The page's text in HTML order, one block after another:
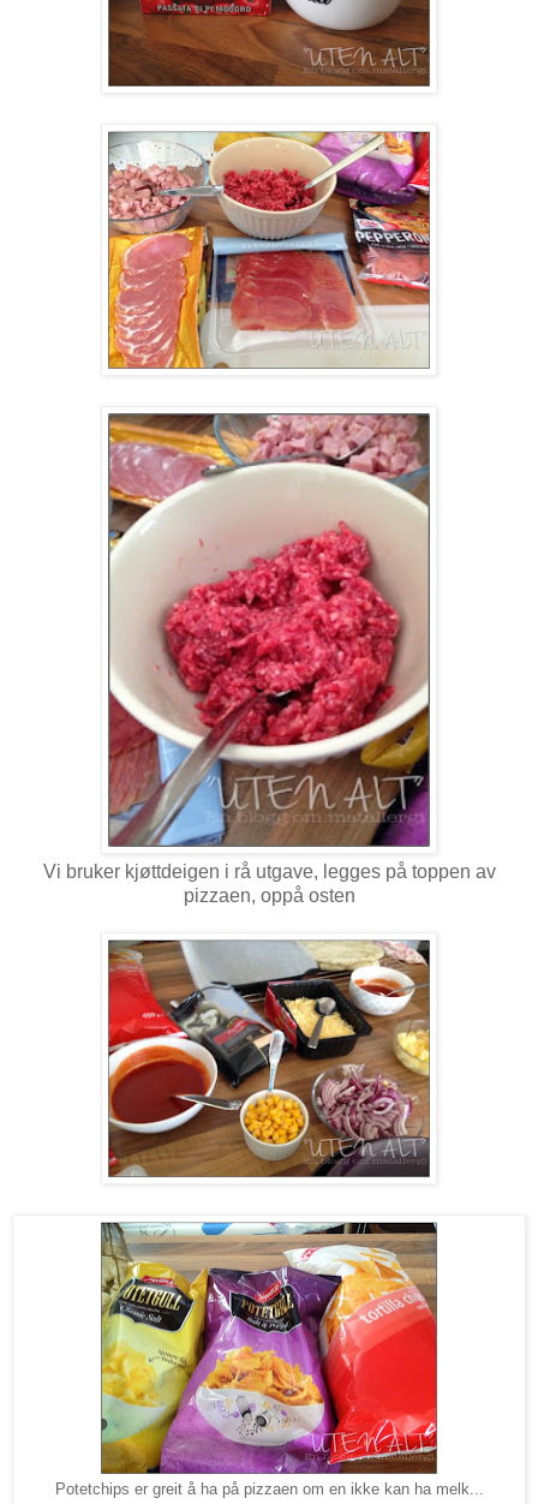
Vi bruker kjøttdeigen i rå utgave, legges på toppen av
pizzaen, oppå osten
Potetchips er greit å ha på pizzaen om en ikke kan ha melk..